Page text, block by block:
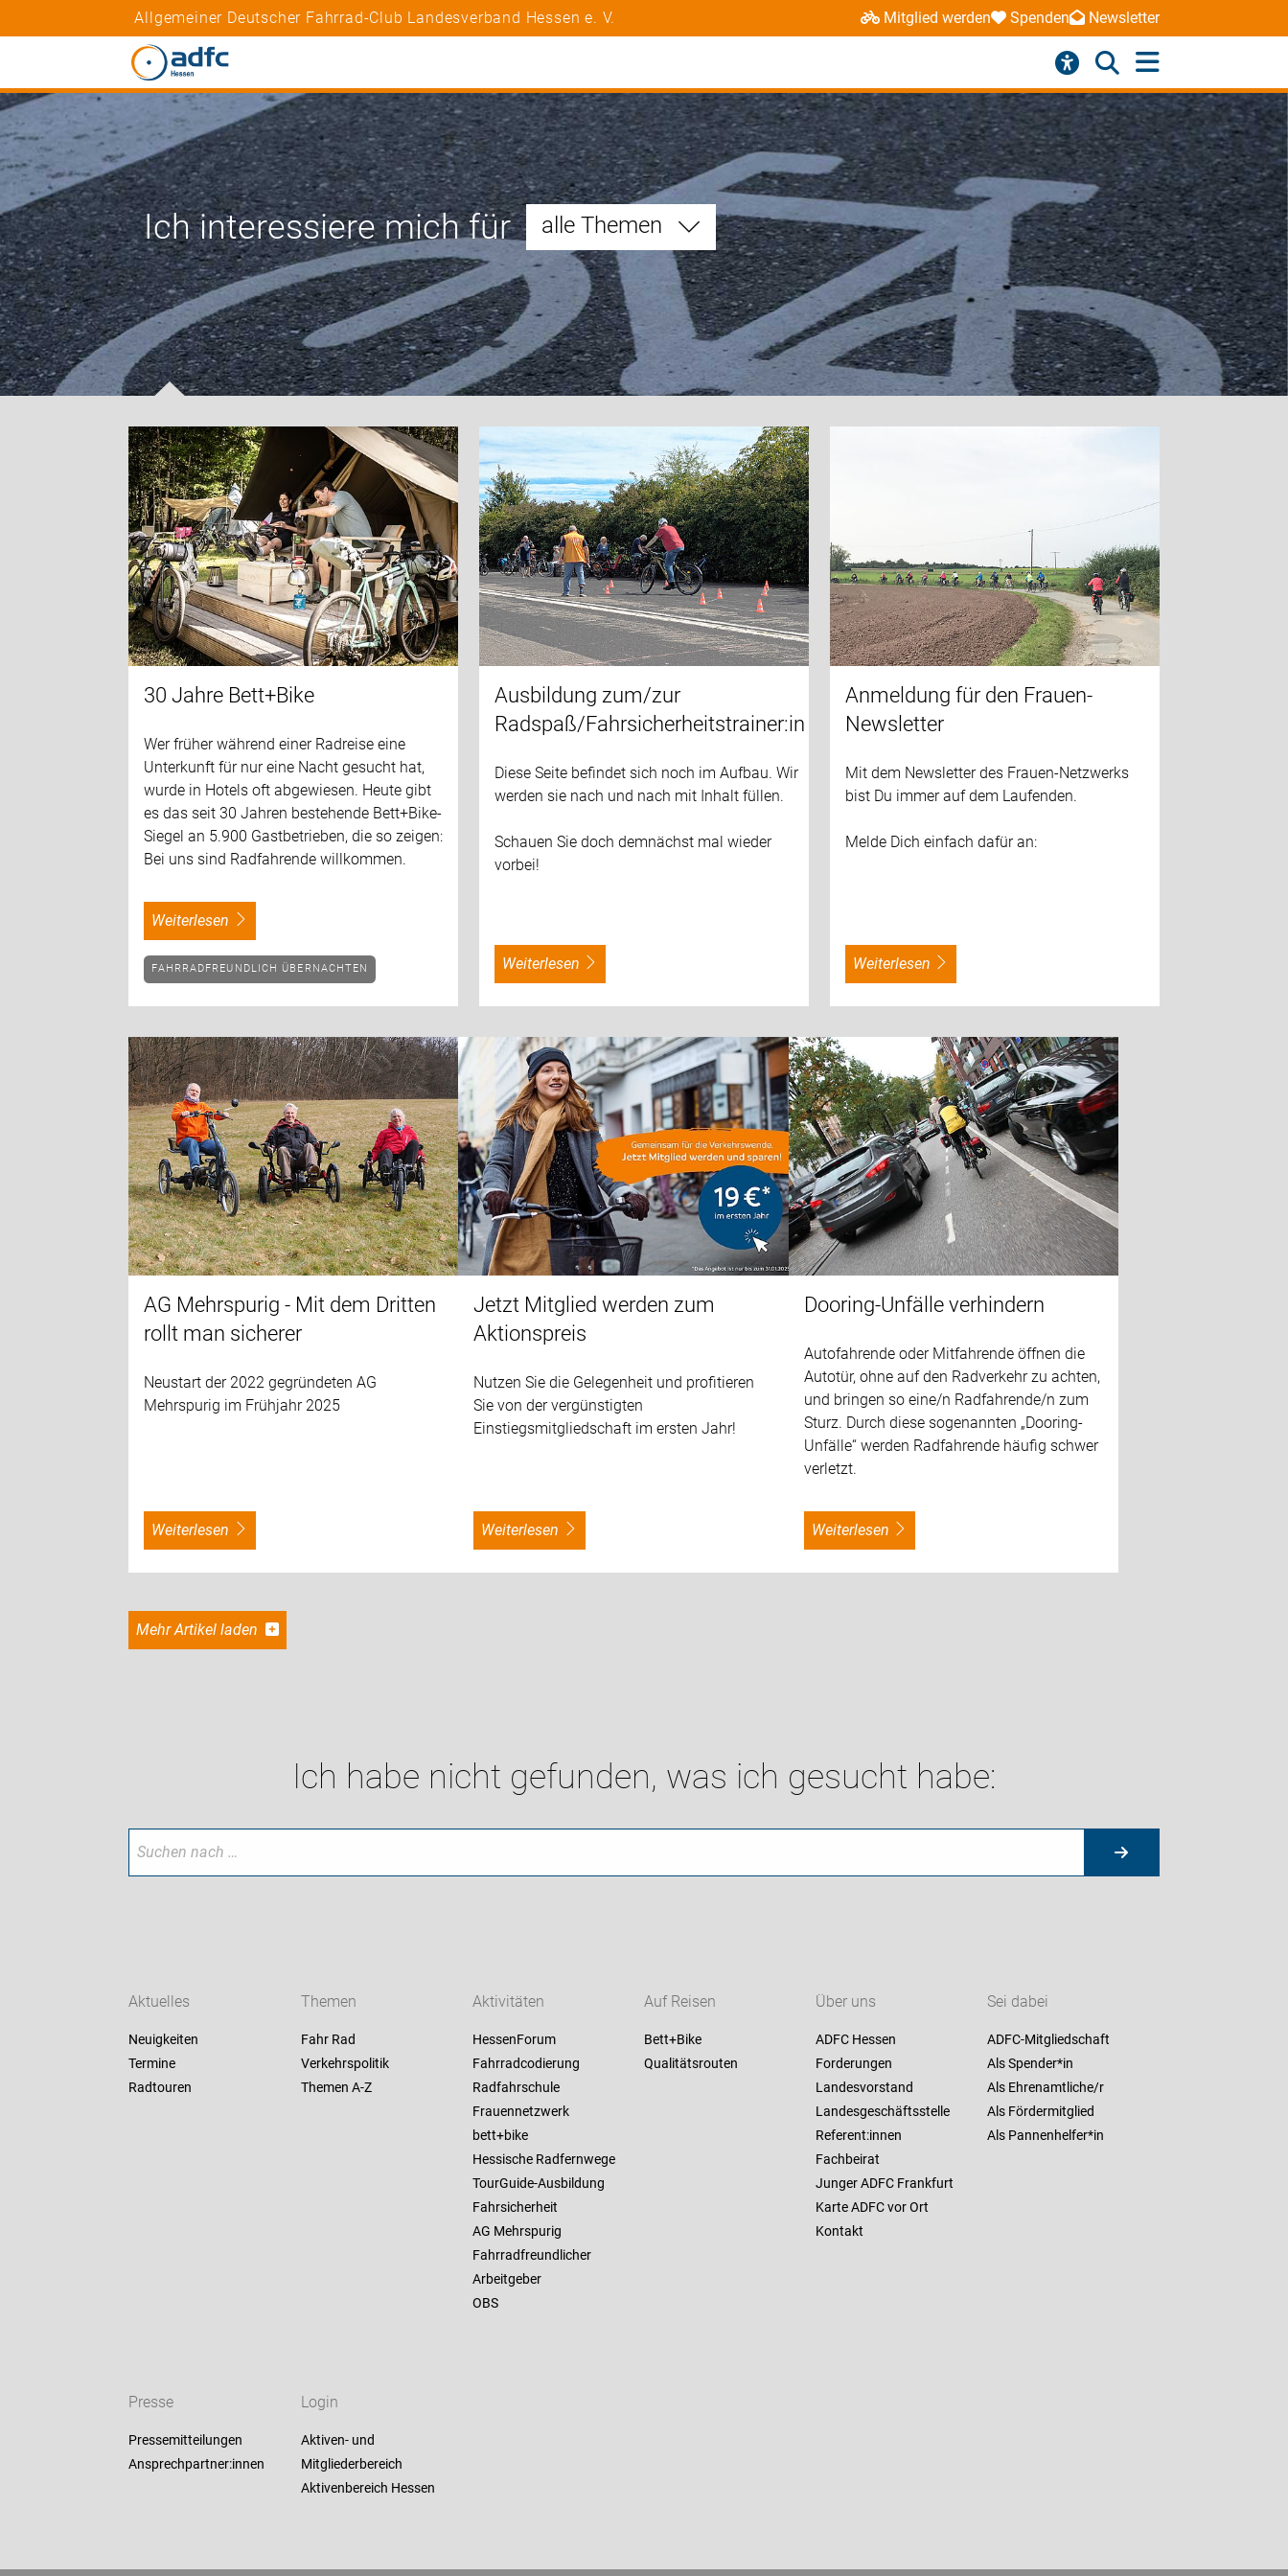
Allgemeiner Deutscher Fahrrad-Club Landesverband Hessen e. V. Mitglied werden Spenden Newsletter
Ich interessiere mich für alle Themen
30 Jahre Bett+Bike
Wer früher während einer Radreise eine
Unterkunft für nur eine Nacht gesucht hat,
wurde in Hotels oft abgewiesen. Heute gibt
es das seit 30 Jahren bestehende Bett+Bike-
Siegel an 5.900 Gastbetrieben, die so zeigen:
Bei uns sind Radfahrende willkommen.
weiterlesen
FAHRRADFREUNDLICH ÜBERNACHTEN
Ausbildung zum/zur
Radspaß/Fahrsicherheitstrainer:in
Diese Seite befindet sich noch im Aufbau. Wir
werden sie nach und nach mit Inhalt füllen.
Schauen Sie doch demnächst mal wieder
vorbei!
weiterlesen
Anmeldung für den Frauen-
Newsletter
Mit dem Newsletter des Frauen-Netzwerks
bist Du immer auf dem Laufenden.
Melde Dich einfach dafür an:
weiterlesen
AG Mehrspurig - Mit dem Dritten
rollt man sicherer
Neustart der 2022 gegründeten AG
Mehrspurig im Frühjahr 2025
weiterlesen
Jetzt Mitglied werden zum
Aktionspreis
Nutzen Sie die Gelegenheit und profitieren
Sie von der vergünstigten
Einstiegsmitgliedschaft im ersten Jahr!
weiterlesen
Dooring-Unfälle verhindern
Autofahrende oder Mitfahrende öffnen die
Autotür, ohne auf den Radverkehr zu achten,
und bringen so eine/n Radfahrende/n zum
Sturz. Durch diese sogenannten „Dooring-
Unfälle“ werden Radfahrende häufig schwer
verletzt.
weiterlesen
Mehr Artikel laden
Ich habe nicht gefunden, was ich gesucht habe:
Aktuelles
Neuigkeiten
Termine
Radtouren
Themen
Fahr Rad
Verkehrspolitik
Themen A-Z
Aktivitäten
HessenForum
Fahrradcodierung
Radfahrschule
Frauennetzwerk
bett+bike
Hessische Radfernwege
TourGuide-Ausbildung
Fahrsicherheit
AG Mehrspurig
Fahrradfreundlicher
Arbeitgeber
OBS
Auf Reisen
Bett+Bike
Qualitätsrouten
Über uns
ADFC Hessen
Forderungen
Landesvorstand
Landesgeschäftsstelle
Referent:innen
Fachbeirat
Junger ADFC Frankfurt
Karte ADFC vor Ort
Kontakt
Sei dabei
ADFC-Mitgliedschaft
Als Spender*in
Als Ehrenamtliche/r
Als Fördermitglied
Als Pannenhelfer*in
Presse
Pressemitteilungen
Ansprechpartner:innen
Login
Aktiven- und
Mitgliederbereich
Aktivenbereich Hessen